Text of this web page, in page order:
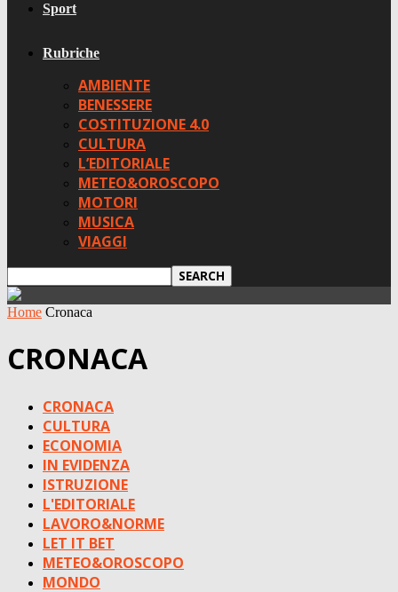
Sport
Rubriche
AMBIENTE
BENESSERE
COSTITUZIONE 4.0
CULTURA
L’EDITORIALE
METEO&OROSCOPO
MOTORI
MUSICA
VIAGGI
Home Cronaca
CRONACA
CRONACA
CULTURA
ECONOMIA
IN EVIDENZA
ISTRUZIONE
L'EDITORIALE
LAVORO&NORME
LET IT BET
METEO&OROSCOPO
MONDO